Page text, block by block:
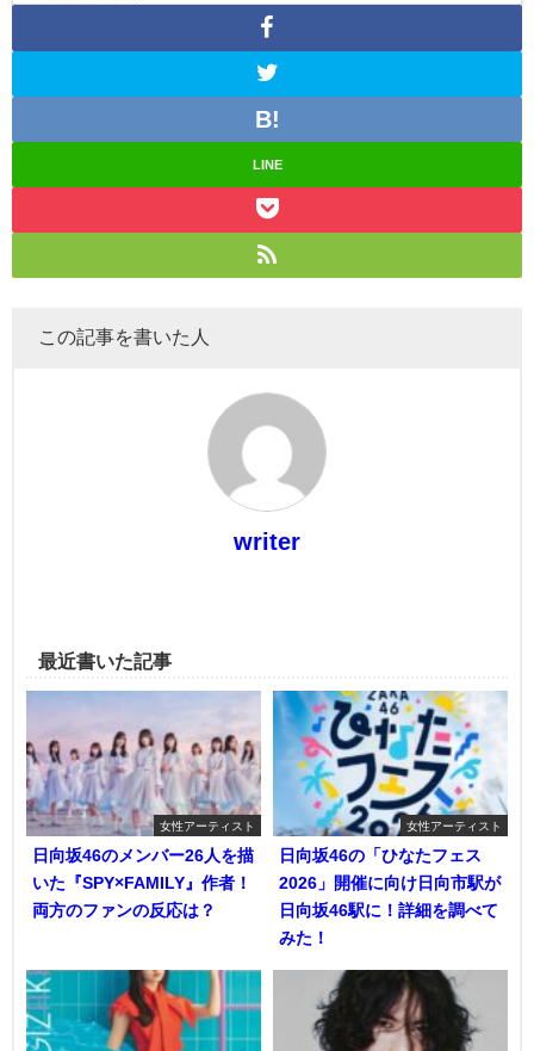
LINE
この記事を書いた人
writer
最近書いた記事
女性アーティスト
日向坂46のメンバー26人を描
いた『SPY×FAMILY』作者！
両方のファンの反応は？
女性アーティスト
日向坂46の「ひなたフェス
2026」開催に向け日向市駅が
日向坂46駅に！詳細を調べて
みた！